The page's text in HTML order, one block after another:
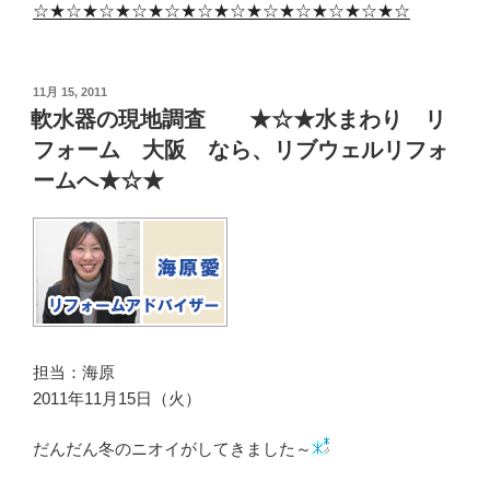
☆★☆★☆★☆★☆★☆★☆★☆★☆★☆★☆★☆
投
稿
日:
11月 15, 2011
軟水器の現地調査 ★☆★水まわり リ
フォーム 大阪 なら、リブウェルリフォ
ームへ★☆★
担当：海原
2011年11月15日（火）
だんだん冬のニオイがしてきました～